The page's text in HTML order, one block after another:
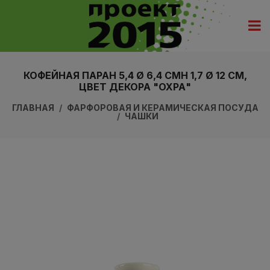
КОФЕЙНАЯ ПАРАH 5,4 Ø 6,4 СМH 1,7 Ø 12 СМ,
ЦВЕТ ДЕКОРА "ОХРА"
ГЛАВНАЯ
ФАРФОРОВАЯ И КЕРАМИЧЕСКАЯ ПОСУДА
ЧАШКИ